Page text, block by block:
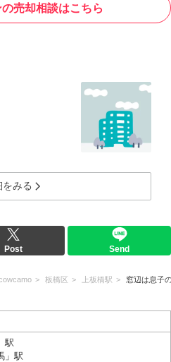
売却相談はこちら
をみる
Post Send
板橋区 上板橋駅 窓辺は息子
駅
」駅